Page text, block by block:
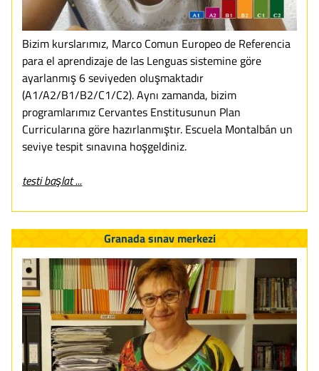
Bizim kurslarımız, Marco Comun Europeo de Referencia
para el aprendizaje de las Lenguas sistemine göre
ayarlanmış 6 seviyeden oluşmaktadır
(A1/A2/B1/B2/C1/C2). Aynı zamanda, bizim
programlarımız Cervantes Enstitusunun Plan
Curricularına göre hazırlanmıştır. Escuela Montalbán un
seviye tespit sınavına hoşgeldiniz.
testi başlat ...
Granada sınav merkezi